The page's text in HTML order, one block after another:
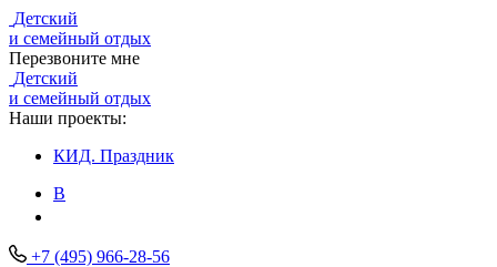
Детский
и семейный отдых
Перезвоните мне
Детский
и семейный отдых
Наши проекты:
КИД. Праздник
В
+7 (495) 966-28-56